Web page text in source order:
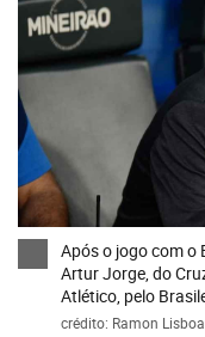
Após o jogo com o
Artur Jorge, do
Atlético, pelo
crédito: Ramon